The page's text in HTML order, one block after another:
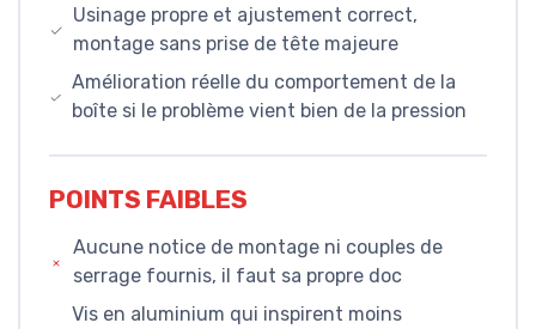
Usinage propre et ajustement correct,
montage sans prise de tête majeure
Amélioration réelle du comportement de la
boîte si le problème vient bien de la pression
POINTS FAIBLES
Aucune notice de montage ni couples de
serrage fournis, il faut sa propre doc
Vis en aluminium qui inspirent moins